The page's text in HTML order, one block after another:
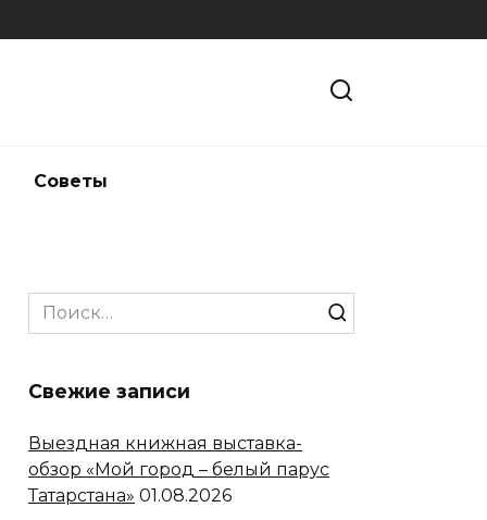
Советы
Search
for:
Свежие записи
Выездная книжная выставка-
обзор «Мой город – белый парус
Татарстана» 01.08.2026